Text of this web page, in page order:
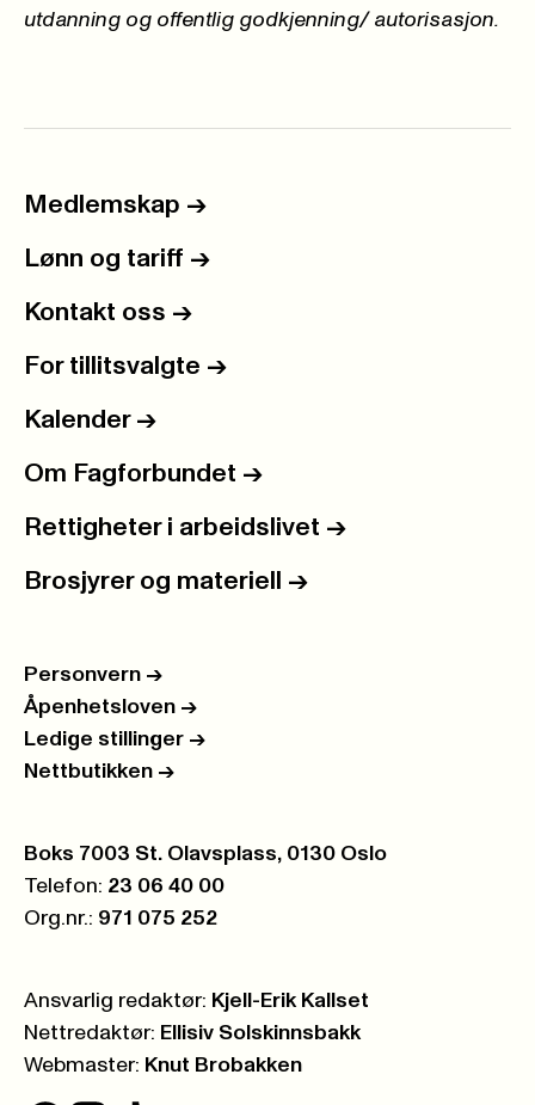
utdanning og offentlig godkjenning/ autorisasjon.
Medlemskap ->
Lønn og tariff ->
Kontakt oss ->
For tillitsvalgte ->
Kalender ->
Om Fagforbundet ->
Rettigheter i arbeidslivet ->
Brosjyrer og materiell ->
Personvern ->
Åpenhetsloven ->
Ledige stillinger ->
Nettbutikken ->
Postboks:
Boks 7003 St. Olavsplass, 0130 Oslo
Telefon: 23 06 40 00
Org.nr.: 971 075 252
Ansvarlig redaktør: Kjell-Erik Kallset
Nettredaktør: Ellisiv Solskinnsbakk
Webmaster: Knut Brobakken